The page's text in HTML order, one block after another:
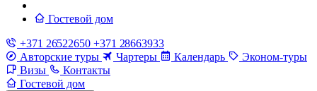
Гостевой дом
+371 26522650 +371 28663933
Авторские туры
Чартеры Календарь
Эконом-туры
Визы
Контакты
Гостевой дом